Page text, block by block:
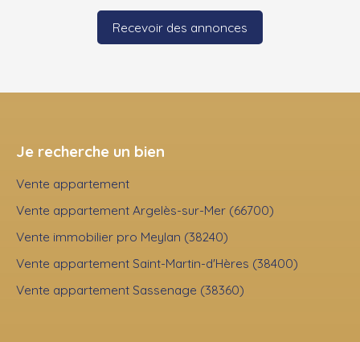
Recevoir des annonces
Je recherche un bien
Vente appartement
Vente appartement Argelès-sur-Mer (66700)
Vente immobilier pro Meylan (38240)
Vente appartement Saint-Martin-d'Hères (38400)
Vente appartement Sassenage (38360)